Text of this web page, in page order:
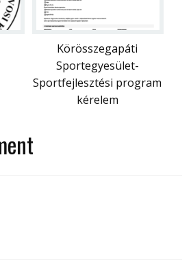
Körösszegapáti
Sportegyesület-
Sportfejlesztési program
kérelem